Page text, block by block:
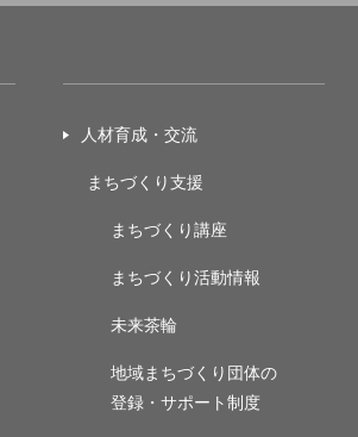
人材育成・交流
まちづくり支援
まちづくり講座
まちづくり活動情報
未来茶輪
地域まちづくり団体の
登録・サポート制度